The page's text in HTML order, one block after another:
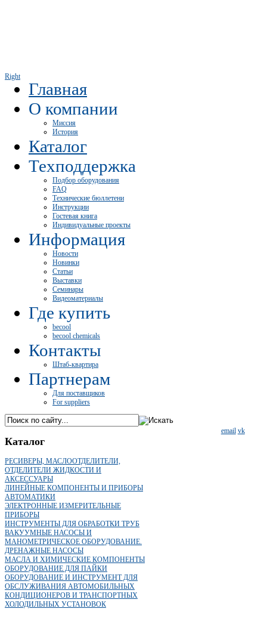
Right
Главная
О компании
Миссия
История
Каталог
Техподдержка
Подбор оборудования
FAQ
Технические бюллетени
Инструкции
Гостевая книга
Индивидуальные проекты
Информация
Новости
Новинки
Статьи
Выставки
Семинары
Видеоматериалы
Где купить
becool
becool chemicals
Контакты
Штаб-квартира
Партнерам
Для поставщиков
For suppliers
email vk
Каталог
РЕСИВЕРЫ, МАСЛООТДЕЛИТЕЛИ,
ОТДЕЛИТЕЛИ ЖИДКОСТИ И
АКСЕССУАРЫ
ЛИНЕЙНЫЕ КОМПОНЕНТЫ И ПРИБОРЫ
АВТОМАТИКИ
ЭЛЕКТРОННЫЕ ИЗМЕРИТЕЛЬНЫЕ
ПРИБОРЫ
ИНСТРУМЕНТЫ ДЛЯ ОБРАБОТКИ ТРУБ
ВАКУУМНЫЕ НАСОСЫ И
МАНОМЕТРИЧЕСКОЕ ОБОРУДОВАНИЕ.
ДРЕНАЖНЫЕ НАСОСЫ
МАСЛА И ХИМИЧЕСКИЕ КОМПОНЕНТЫ
ОБОРУДОВАНИЕ ДЛЯ ПАЙКИ
ОБОРУДОВАНИЕ И ИНСТРУМЕНТ ДЛЯ
ОБСЛУЖИВАНИЯ АВТОМОБИЛЬНЫХ
КОНДИЦИОНЕРОВ И ТРАНСПОРТНЫХ
ХОЛОДИЛЬНЫХ УСТАНОВОК